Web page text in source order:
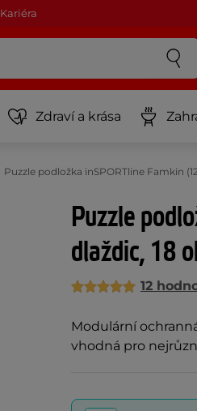
Kariéra
Zdraví a krása
Puzzle podložka inSPORTline Famkin
Puzzle
dlaždic, 18
12
Modulární
vhodná pro